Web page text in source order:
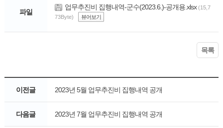
파일
업무추진비 집행내역-군수(2023.6.)-공개용.xlsx (15,7
73Byte)
뷰어보기
목록
이전글 2023년 5월 업무추진비 집행내역 공개
다음글 2023년 7월 업무추진비 집행내역 공개